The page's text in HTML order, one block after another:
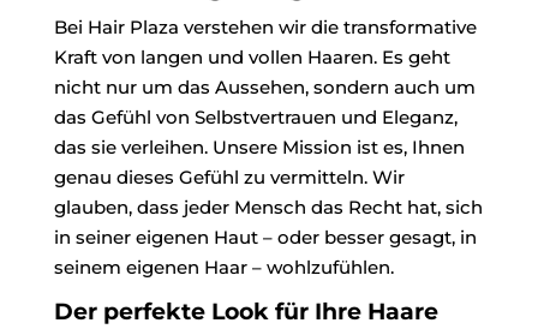
Bei Hair Plaza verstehen wir die transformative
Kraft von langen und vollen Haaren. Es geht
nicht nur um das Aussehen, sondern auch um
das Gefühl von Selbstvertrauen und Eleganz,
das sie verleihen. Unsere Mission ist es, Ihnen
genau dieses Gefühl zu vermitteln. Wir
glauben, dass jeder Mensch das Recht hat, sich
in seiner eigenen Haut – oder besser gesagt, in
seinem eigenen Haar – wohlzufühlen.
Der perfekte Look für Ihre Haare